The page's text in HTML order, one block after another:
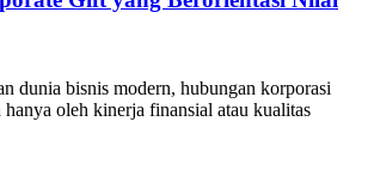
dunia bisnis modern, hubungan korporasi
oleh kinerja finansial atau kualitas